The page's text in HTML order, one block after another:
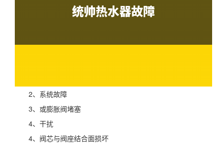
2、系统故障
3、或膨胀阀堵塞
4、干扰
4、阀芯与阀座结合面损坏